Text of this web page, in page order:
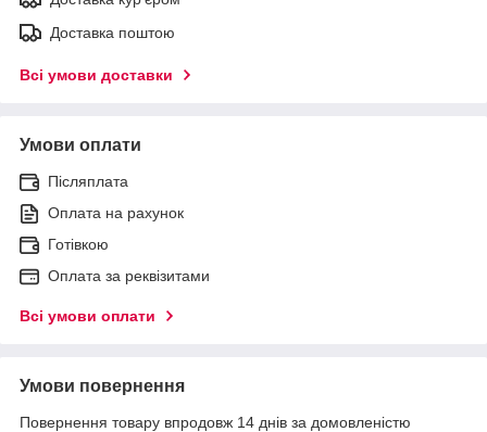
Доставка поштою
Всі умови доставки
Умови оплати
Післяплата
Оплата на рахунок
Готівкою
Оплата за реквізитами
Всі умови оплати
Умови повернення
Повернення товару впродовж 14 днів за домовленістю